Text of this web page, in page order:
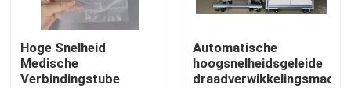
Medisch apparaat Verpakkende Machines
Medische apparatuur die Machine maken
Hoge Snelheid
Medische
Verbindingstube
Automatische
hoogsnelheidsgeleide